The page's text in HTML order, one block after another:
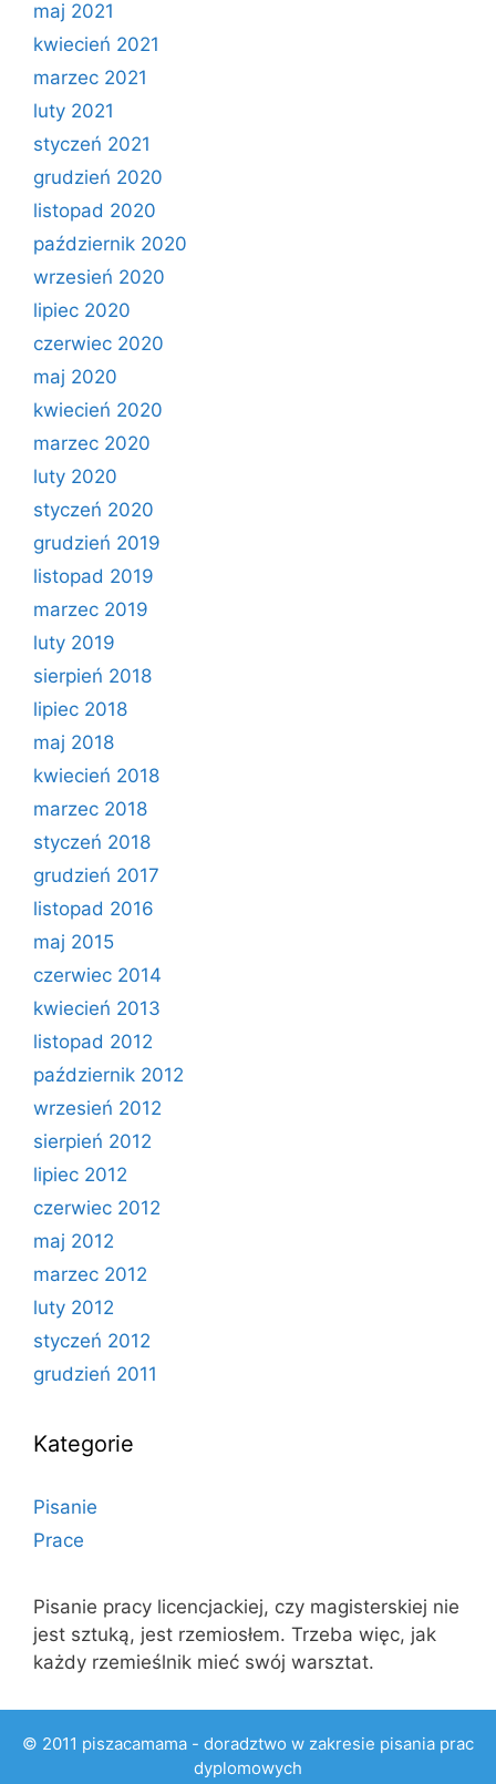
maj 2021
kwiecień 2021
marzec 2021
luty 2021
styczeń 2021
grudzień 2020
listopad 2020
październik 2020
wrzesień 2020
lipiec 2020
czerwiec 2020
maj 2020
kwiecień 2020
marzec 2020
luty 2020
styczeń 2020
grudzień 2019
listopad 2019
marzec 2019
luty 2019
sierpień 2018
lipiec 2018
maj 2018
kwiecień 2018
marzec 2018
styczeń 2018
grudzień 2017
listopad 2016
maj 2015
czerwiec 2014
kwiecień 2013
listopad 2012
październik 2012
wrzesień 2012
sierpień 2012
lipiec 2012
czerwiec 2012
maj 2012
marzec 2012
luty 2012
styczeń 2012
grudzień 2011
Kategorie
Pisanie
Prace
Pisanie pracy licencjackiej, czy magisterskiej nie
jest sztuką, jest rzemiosłem. Trzeba więc, jak
każdy rzemieślnik mieć swój warsztat.
© 2011 piszacamama - doradztwo w zakresie pisania prac
dyplomowych